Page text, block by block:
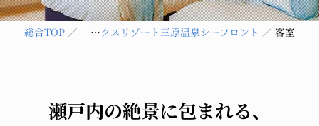
総合TOP リブマックスリゾート三原温泉シーフロント 客室
瀬戸内の絶景に包まれる、